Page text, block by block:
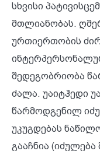
სხვისი
მთლიანობას.
ურთიერთობის
შედეგობრიობა
ძალა. უაიტჰედი
წარმოდგენილ
უკუგდებას
გააჩნია (იძულება